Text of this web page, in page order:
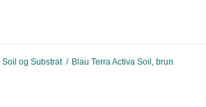
Soil og Substrat / Blau Terra Activa Soil, brun